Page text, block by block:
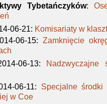
Tybetańczyków:
06-21: Komisariaty w
06-15:Zamknięcie
06-13:
06-11: Specjalne
w Coe